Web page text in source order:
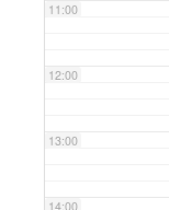
11:00
12:00
13:00
14:00